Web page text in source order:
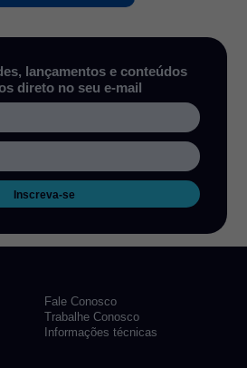
lançamentos e conteúdos
direto no seu e-mail
Inscreva-se
Fale Conosco
Trabalhe Conosco
Informações técnicas